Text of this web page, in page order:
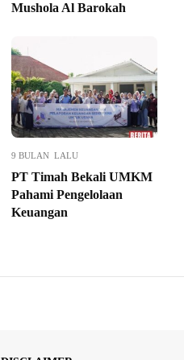
Mushola Al Barokah
9 BULAN LALU
PT Timah Bekali UMKM
Pahami Pengelolaan
Keuangan